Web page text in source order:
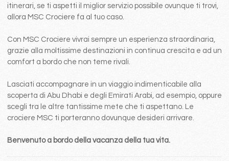
itinerari, se ti aspetti il miglior servizio possibile ovunque ti trovi,
allora MSC Crociere fa al tuo caso.
Con MSC Crociere vivrai sempre un esperienza straordinaria,
grazie alla moltissime destinazioni in continua crescita e ad un
comfort a bordo che non teme rivali.
Lasciati accompagnare in un viaggio indimenticabile alla
scoperta di Abu Dhabi e degli Emirati Arabi, ad esempio, oppure
scegli tra le altre tantissime mete che ti aspettano. Le
crociere MSC ti porteranno dovunque desideri arrivare.
Benvenuto a bordo della vacanza della tua vita.